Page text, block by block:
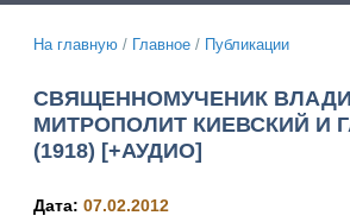
На главную / Главное / Публикации
СВЯЩЕННОМУЧЕНИК
МИТРОПОЛИТ КИЕВСКИЙ И
(1918) [+АУДИО]
Дата: 07.02.2012